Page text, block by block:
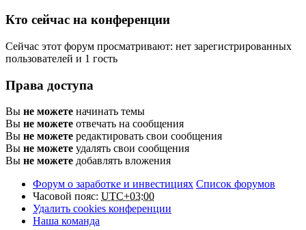
Кто сейчас на конференции
Сейчас этот форум просматривают: нет зарегистрированных
пользователей и 1 гость
Права доступа
Вы не можете начинать темы
Вы не можете отвечать на сообщения
Вы не можете редактировать свои сообщения
Вы не можете удалять свои сообщения
Вы не можете добавлять вложения
Форум о заработке и инвестициях Список форумов
Часовой пояс: UTC+03:00
Удалить cookies конференции
Наша команда